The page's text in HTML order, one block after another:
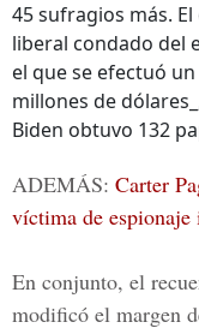
45 sufragios más.
liberal condado del
el que se efectuó
millones de
Biden obtuvo 132
ADEMÁS: Carter
víctima de espionaje
En conjunto, el
modificó el margen